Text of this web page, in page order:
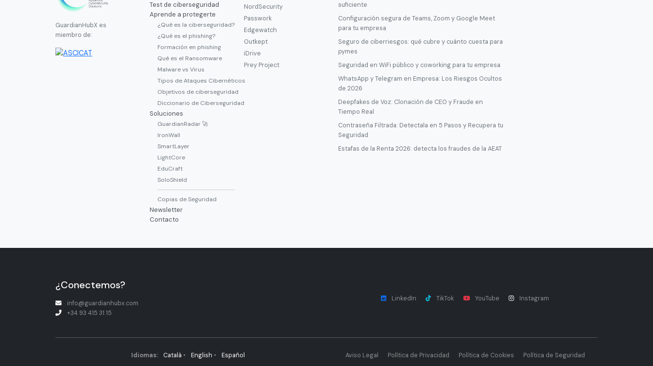
GuardianHubX es
miembro de:
Test de ciberseguridad
Aprende a protegerte
¿Qué es la ciberseguridad?
¿Qué es el phishing?
Formación en phishing
Qué es el Ransomware
Malware vs Virus
Tipos de Ataques Cibernéticos
Objetivos de ciberseguridad
Diccionario de Ciberseguridad
Soluciones
GuardianRadar 🚀
IronWall
SmartLayer
LightCore
EduCraft
SoloShield
Copias de Seguridad
Newsletter
Contacto
NordSecurity
Passwork
Edgewatch
Outkept
iDrive
Prey Project
suficiente
Configuración segura de Teams, Zoom y Google Meet
para tu empresa
Seguro de ciberriesgos: qué cubre y cuánto cuesta para
pymes
Seguridad en WiFi público y coworking para tu empresa
WhatsApp y Telegram en Empresa: Los Riesgos Ocultos
de 2026
Deepfakes de Voz: Clonación de CEO y Fraude en
Tiempo Real
Contraseña Filtrada: Detectala en 5 Pasos y Recupera tu
Seguridad
Estafas de la Renta 2026: detecta los fraudes de la AEAT
¿Conectemos?
info@guardianhubx.com
+34 93 415 31 15
LinkedIn TikTok YouTube Instagram
Idiomas: Català • English • Español Aviso Legal Política de Privacidad Política de Cookies Política de Seguridad